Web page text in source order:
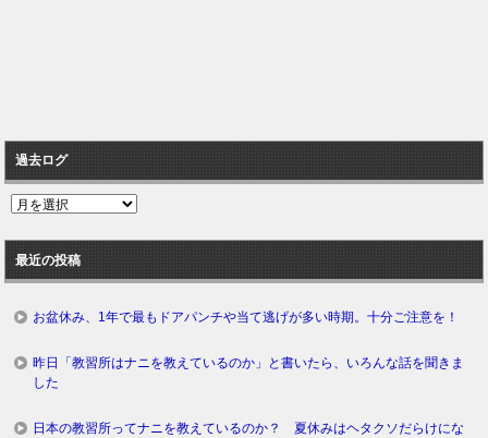
過去ログ
過
ロ
グ
最近の投稿
お盆休み、1年で最もドアパンチや当て逃げが多い時期。十分ご注意を！
昨日「教習所はナニを教えているのか」と書いたら、いろんな話を聞きま
した
日本の教習所ってナニを教えているのか？ 夏休みはヘタクソだらけにな